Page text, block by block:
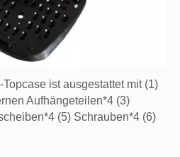
ist ausgestattet mit (1)
Aufhängeteilen*4 (3)
(5) Schrauben*4 (6)